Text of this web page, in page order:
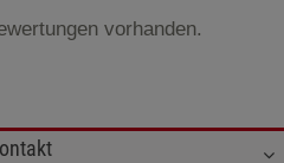
vorhanden.